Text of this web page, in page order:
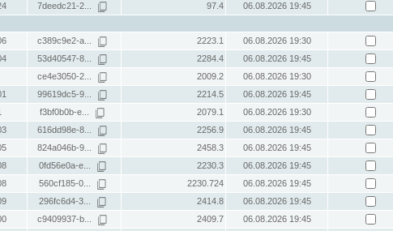
7deedc21-2... 97.4
06.08.2026 19:45
c389c9e2-a... 2223.1
06.08.2026 19:30
53d40547-8... 2284.4
06.08.2026 19:45
ce4e3050-2... 2009.2
06.08.2026 19:30
99619dc5-9... 2214.5
06.08.2026 19:45
f3bf0b0b-e... 2079.1
06.08.2026 19:30
616dd98e-8... 2256.9
06.08.2026 19:45
824a046b-9... 2458.3
06.08.2026 19:45
0fd56e0a-e... 2230.3
06.08.2026 19:45
560cf185-0... 2230.724
06.08.2026 19:45
296fc6d4-3... 2414.8
06.08.2026 19:45
c9409937-b... 2409.7
06.08.2026 19:45